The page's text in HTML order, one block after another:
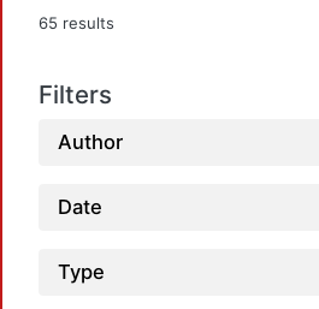
65 results
Filters
Author
Date
Type